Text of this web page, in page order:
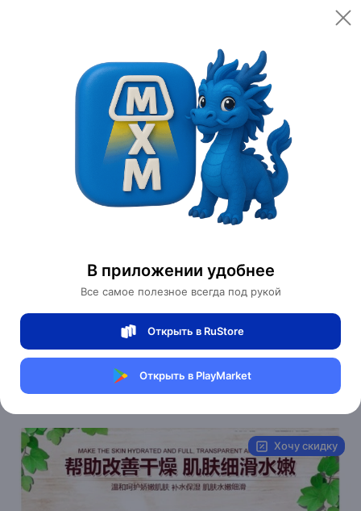
В приложении удобнее
Все самое полезное всегда под рукой
Открыть в RuStore
Открыть в PlayMarket
Открыть
Категории
Товары для красоты
Маски для лица
Маска для лица с муцином улитки и
шелком Snail Prime
0 отзывов
Магазин Bioaqua
Хочу скидку